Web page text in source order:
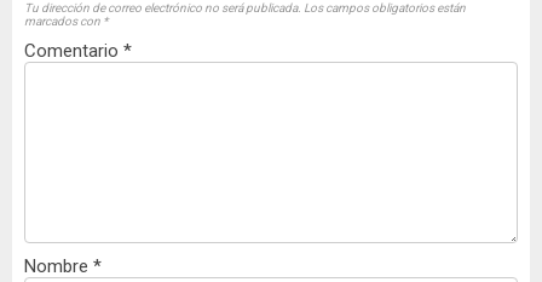
Tu dirección de correo electrónico no será publicada. Los campos obligatorios están
marcados con *
Comentario *
Nombre *